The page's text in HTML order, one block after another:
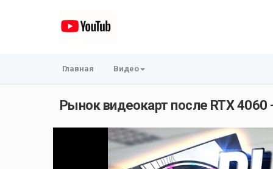
Главная Видео
Рынок видеокарт после RTX 4060